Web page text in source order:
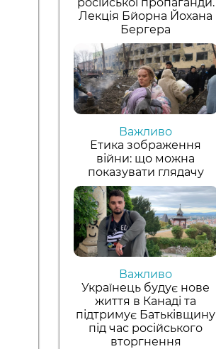
Лекція Бйорна Йохана
Бергера
Важливо
Етика зображення
війни: що можна
показувати глядачу
Важливо
Українець будує нове
життя в Канаді та
підтримує Батьківщину
під час російського
вторгнення